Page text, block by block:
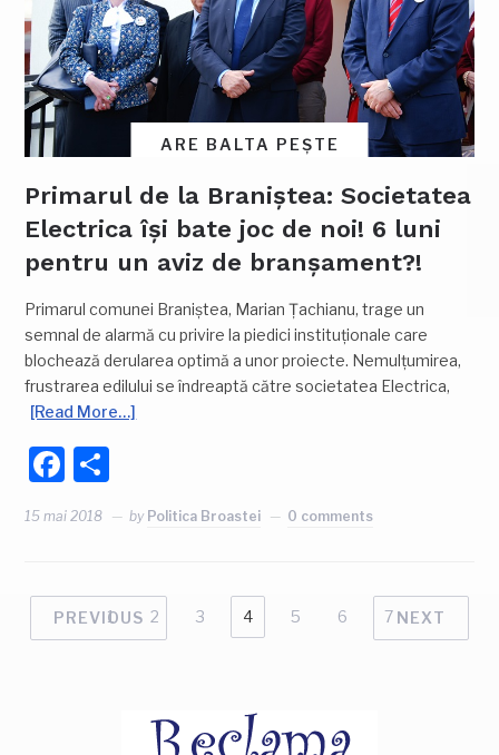
ARE BALTA PEȘTE
Primarul de la Braniștea: Societatea
Electrica își bate joc de noi! 6 luni
pentru un aviz de branșament?!
Primarul comunei Braniștea, Marian Țachianu, trage un
semnal de alarmă cu privire la piedici instituționale care
blochează derularea optimă a unor proiecte. Nemulțumirea,
frustrarea edilului se îndreaptă către societatea Electrica,
[Read More…]
Facebook
15 mai 2018 by Politica Broastei 0 comments
PREVIOUS
1 2 3 4 5 6 7 NEXT